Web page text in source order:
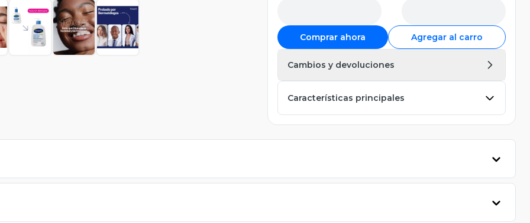
Comprar ahora Agregar al carro
Cambios y devoluciones
Características principales